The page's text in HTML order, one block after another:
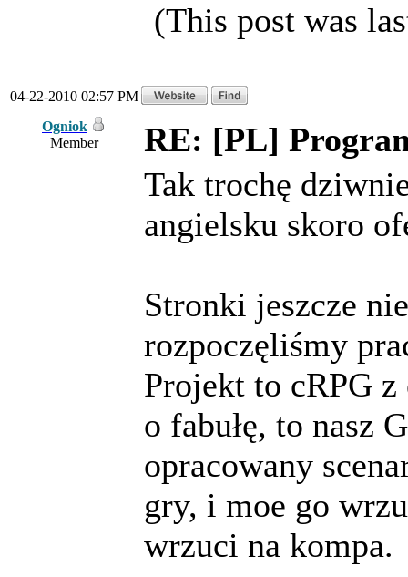
(This post was
04-22-2010 02:57 PM
Ogniok
Member
RE: [PL]
Tak trochę
angielsku skoro
Stronki jeszcze
rozpoczęliśmy
Projekt to cRPG
o fabułę, to nasz
opracowany
gry, i moe go
wrzuci na kompa.